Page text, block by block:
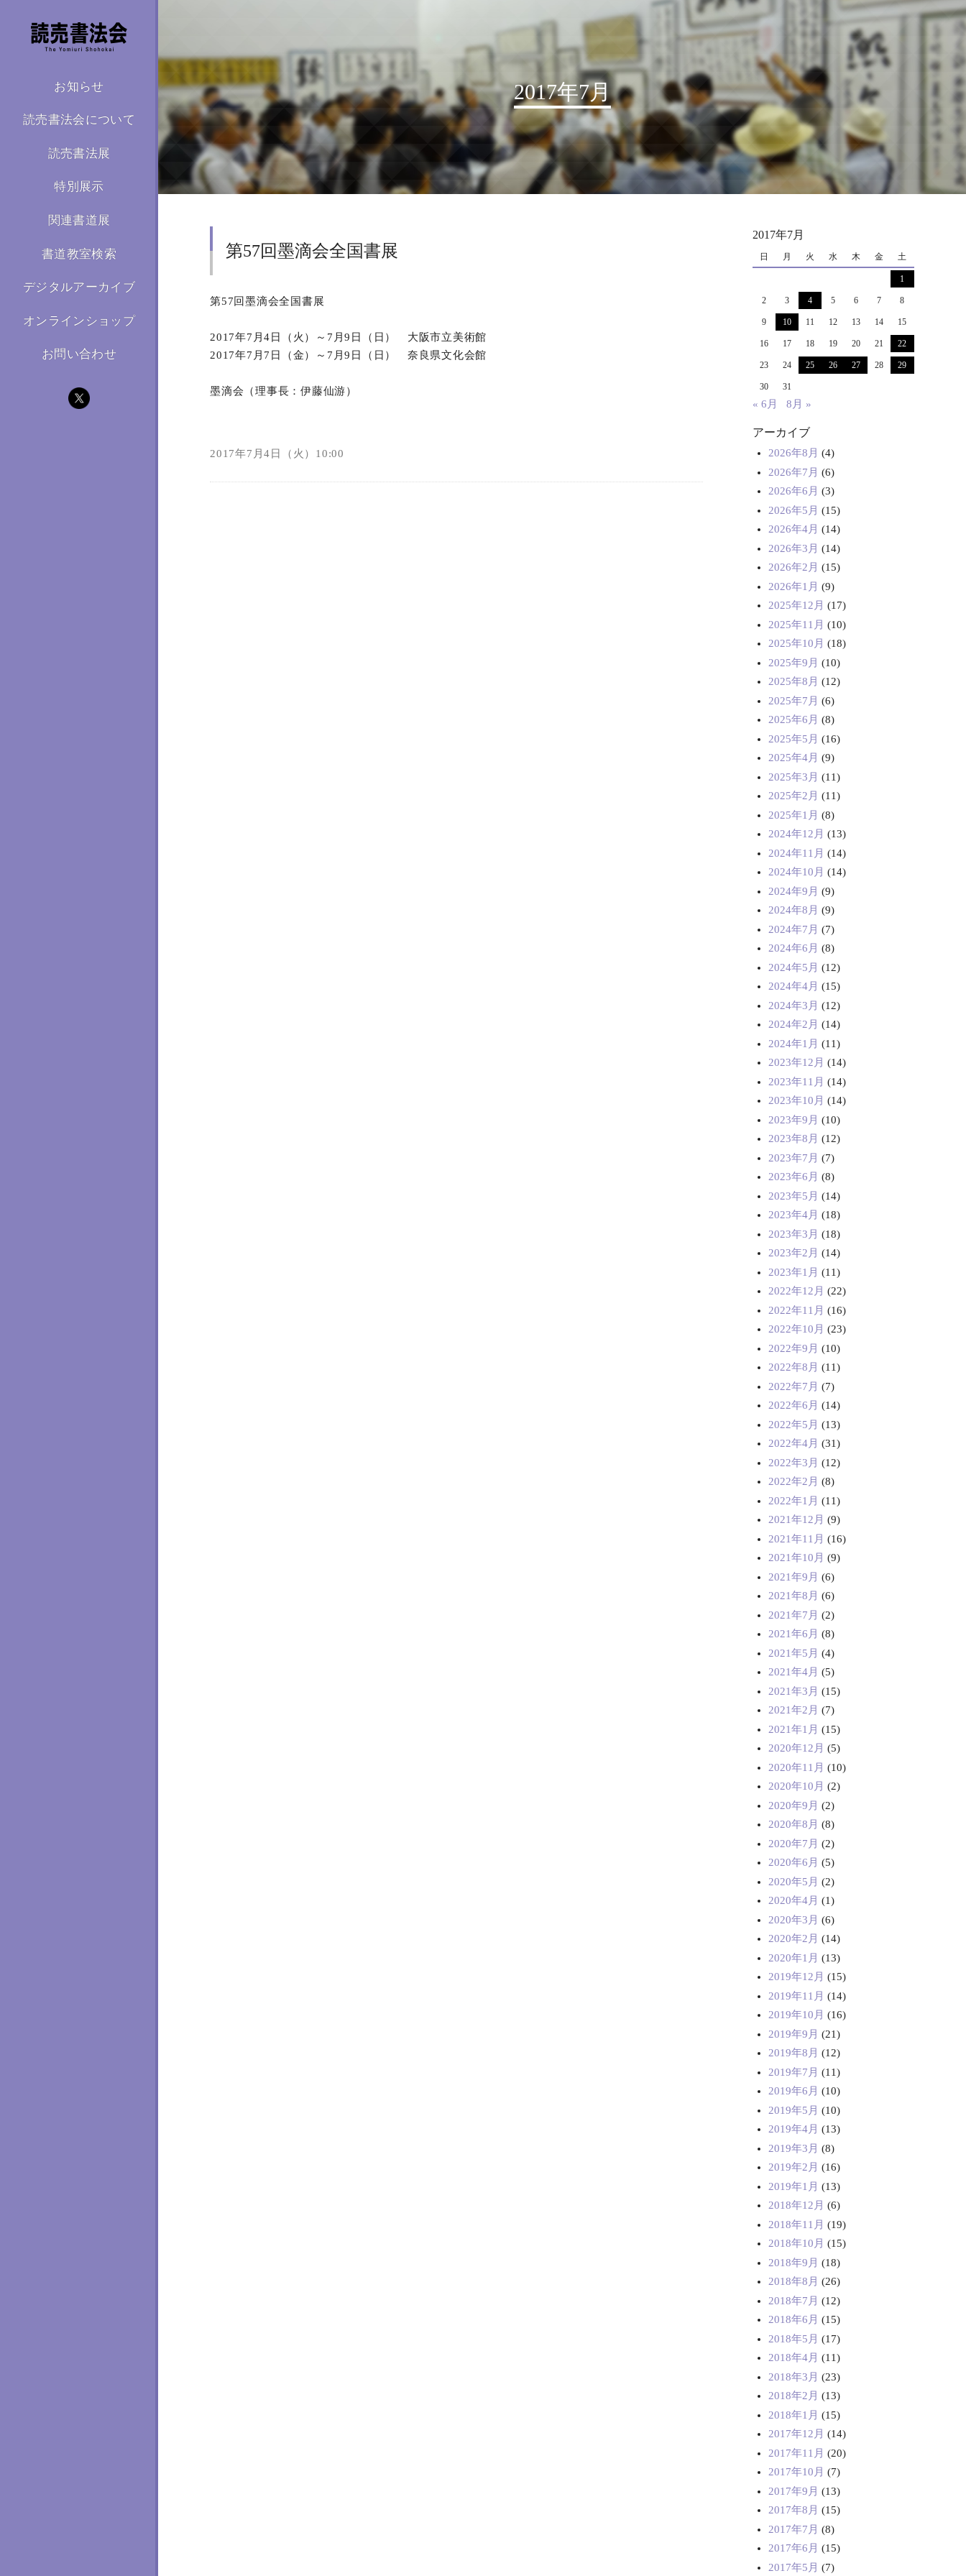
お知らせ
読売書法会について
読売書法展
特別展示
関連書道展
書道教室検索
デジタルアーカイブ
オンラインショップ
お問い合わせ
2017年7月
第57回墨滴会全国書展
第57回墨滴会全国書展
2017年7月4日（火）～7月9日（日） 大阪市立美術館
2017年7月7日（金）～7月9日（日） 奈良県文化会館
墨滴会（理事長：伊藤仙游）
2017年7月4日（火）10:00
2017年7月
日 月 火 水 木 金 土
1
2 3 4 5 6 7 8
9 10 11 12 13 14 15
16 17 18 19 20 21 22
23 24 25 26 27 28 29
30 31
« 6月 8月 »
アーカイブ
2026年8月 (4)
2026年7月 (6)
2026年6月 (3)
2026年5月 (15)
2026年4月 (14)
2026年3月 (14)
2026年2月 (15)
2026年1月 (9)
2025年12月 (17)
2025年11月 (10)
2025年10月 (18)
2025年9月 (10)
2025年8月 (12)
2025年7月 (6)
2025年6月 (8)
2025年5月 (16)
2025年4月 (9)
2025年3月 (11)
2025年2月 (11)
2025年1月 (8)
2024年12月 (13)
2024年11月 (14)
2024年10月 (14)
2024年9月 (9)
2024年8月 (9)
2024年7月 (7)
2024年6月 (8)
2024年5月 (12)
2024年4月 (15)
2024年3月 (12)
2024年2月 (14)
2024年1月 (11)
2023年12月 (14)
2023年11月 (14)
2023年10月 (14)
2023年9月 (10)
2023年8月 (12)
2023年7月 (7)
2023年6月 (8)
2023年5月 (14)
2023年4月 (18)
2023年3月 (18)
2023年2月 (14)
2023年1月 (11)
2022年12月 (22)
2022年11月 (16)
2022年10月 (23)
2022年9月 (10)
2022年8月 (11)
2022年7月 (7)
2022年6月 (14)
2022年5月 (13)
2022年4月 (31)
2022年3月 (12)
2022年2月 (8)
2022年1月 (11)
2021年12月 (9)
2021年11月 (16)
2021年10月 (9)
2021年9月 (6)
2021年8月 (6)
2021年7月 (2)
2021年6月 (8)
2021年5月 (4)
2021年4月 (5)
2021年3月 (15)
2021年2月 (7)
2021年1月 (15)
2020年12月 (5)
2020年11月 (10)
2020年10月 (2)
2020年9月 (2)
2020年8月 (8)
2020年7月 (2)
2020年6月 (5)
2020年5月 (2)
2020年4月 (1)
2020年3月 (6)
2020年2月 (14)
2020年1月 (13)
2019年12月 (15)
2019年11月 (14)
2019年10月 (16)
2019年9月 (21)
2019年8月 (12)
2019年7月 (11)
2019年6月 (10)
2019年5月 (10)
2019年4月 (13)
2019年3月 (8)
2019年2月 (16)
2019年1月 (13)
2018年12月 (6)
2018年11月 (19)
2018年10月 (15)
2018年9月 (18)
2018年8月 (26)
2018年7月 (12)
2018年6月 (15)
2018年5月 (17)
2018年4月 (11)
2018年3月 (23)
2018年2月 (13)
2018年1月 (15)
2017年12月 (14)
2017年11月 (20)
2017年10月 (7)
2017年9月 (13)
2017年8月 (15)
2017年7月 (8)
2017年6月 (15)
2017年5月 (7)
お知らせ
読売書法会について
読売書法展
オンラインショップ